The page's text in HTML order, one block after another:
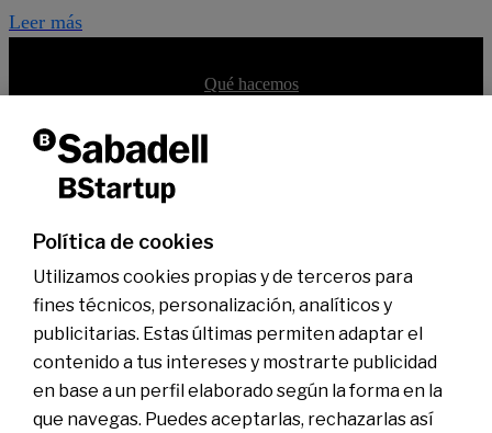
Leer más
Qué hacemos
Soluciones bancarias
Hub BStartup Barcelona
En qué invertimos
BStartup Health
BStartup Green
Portfolio
Insights
Agenda
Contactar
Política de cookies
Utilizamos cookies propias y de terceros para
fines técnicos, personalización, analíticos y
publicitarias. Estas últimas permiten adaptar el
contenido a tus intereses y mostrarte publicidad
en base a un perfil elaborado según la forma en la
que navegas. Puedes aceptarlas, rechazarlas así